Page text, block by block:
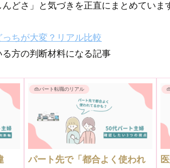
どさ」と気づきを正直にまとめていま
ちが大変？リアル比較
方の判断材料になる記事
👜パート転職のリアル
パート先で「都合よく使われ